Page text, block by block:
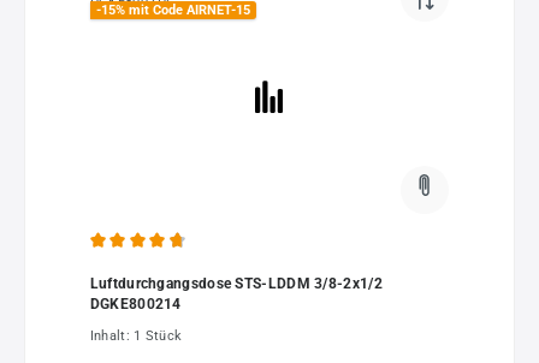
-15% mit Code AIRNET-15
Luftdurchgangsdose STS-LDDM 3/8-2x1/2
DGKE800214
Inhalt: 1 Stück